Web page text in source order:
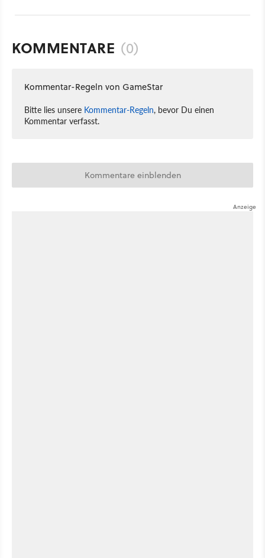
KOMMENTARE (0)
Kommentar-Regeln von GameStar
Bitte lies unsere Kommentar-Regeln, bevor Du einen
Kommentar verfasst.
Kommentare einblenden